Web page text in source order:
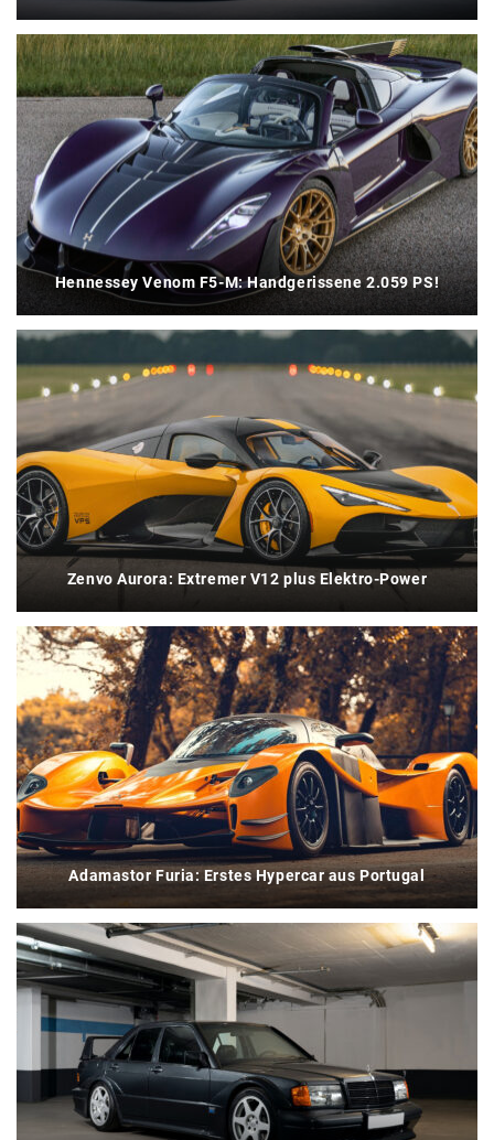
Hennessey Venom F5-M: Handgerissene 2.059 PS!
Zenvo Aurora: Extremer V12 plus Elektro-Power
Adamastor Furia: Erstes Hypercar aus Portugal